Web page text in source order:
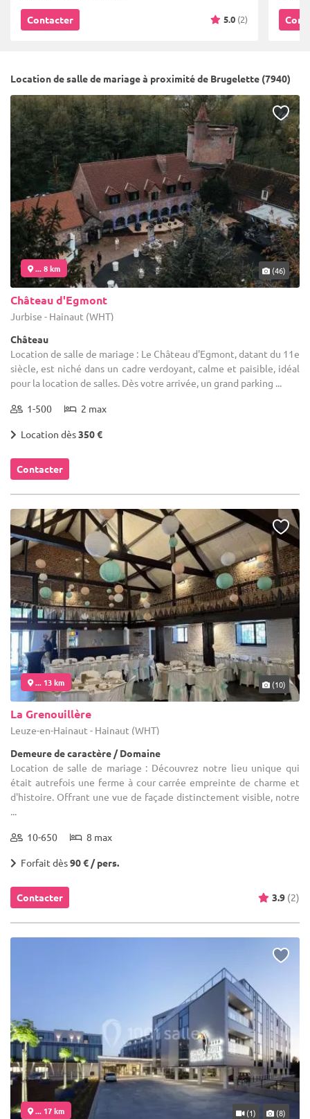
Contacter 5.0 (2)
Location de salle de mariage à proximité de Brugelette (7940)
... 8 km (46)
Château d'Egmont
Jurbise - Hainaut (WHT)
Château
Location de salle de mariage : Le Château d'Egmont, datant du 11e
siècle, est niché dans un cadre verdoyant, calme et paisible, idéal
pour la location de salles. Dès votre arrivée, un grand parking ...
1-500 2 max
Location dès350 €
Contacter
... 13 km (10)
La Grenouillère
Leuze-en-Hainaut - Hainaut (WHT)
Demeure de caractère / Domaine
Location de salle de mariage : Découvrez notre lieu unique qui
était autrefois une ferme à cour carrée empreinte de charme et
d'histoire. Offrant une vue de façade distinctement visible, notre
...
10-650 8 max
Forfait dès90 € / pers.
Contacter 3.9 (2)
... 17 km (1) (8)